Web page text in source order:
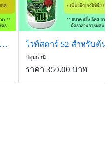
ไวท์สตาร์ S4 สำหรับผล ขนาด 1000ml
ปทุมธานี
ราคา 350.00 บาท